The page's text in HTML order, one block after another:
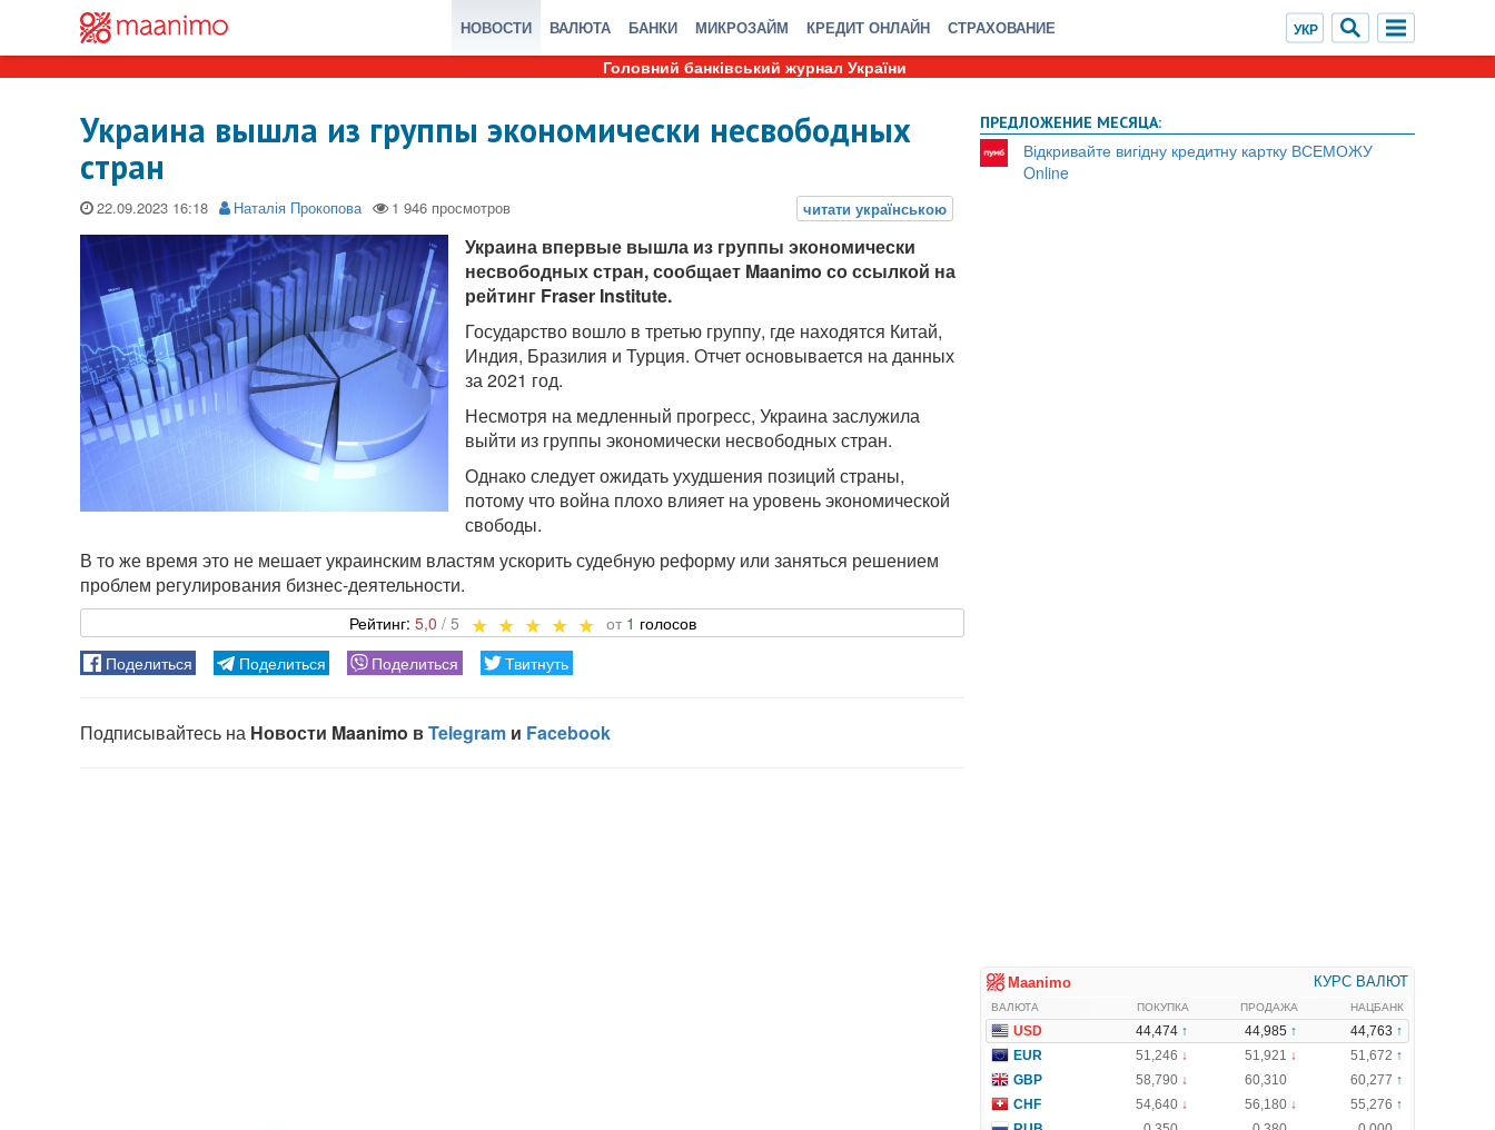
НОВОСТИ ВАЛЮТА БАНКИ МИКРОЗАЙМ КРЕДИТ ОНЛАЙН СТРАХОВАНИЕ
Головний банківський журнал України
Украина вышла из группы экономически несвободных
стран
22.09.2023 Наталія Прокопова
Украина впервые вышла из группы экономически
несвободных стран, сообщает Maanimo со ссылкой на
рейтинг Fraser Institute.
Государство вошло в третью группу, где находятся Китай,
Индия, Бразилия и Турция. Отчет основывается на данных
за 2021 год.
Несмотря на медленный прогресс, Украина заслужила
выйти из группы экономически несвободных стран.
Однако следует ожидать ухудшения позиций страны,
потому что война плохо влияет на уровень экономической
свободы.
В то же время это не мешает украинским властям ускорить судебную реформу или заняться решением
проблем регулирования бизнес-деятельности.
5,0 1
ПРЕДЛОЖЕНИЕ МЕСЯЦА:
Відкривайте вигідну кредитну картку ВСЕМОЖУ
Online